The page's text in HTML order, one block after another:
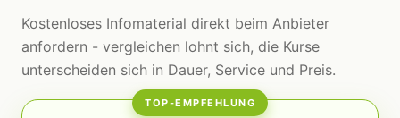
Kostenloses Infomaterial direkt beim Anbieter
anfordern - vergleichen lohnt sich, die Kurse
unterscheiden sich in Dauer, Service und Preis.
TOP-EMPFEHLUNG